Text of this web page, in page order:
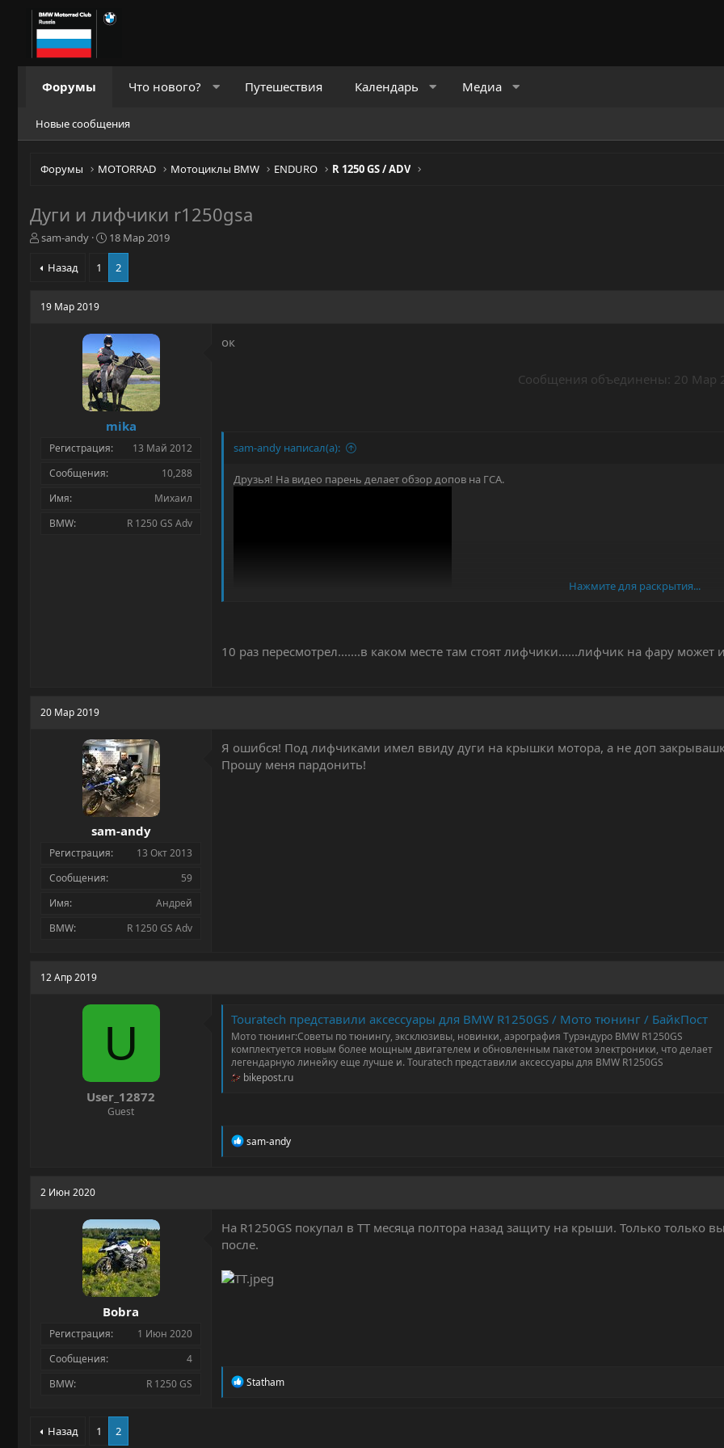
Форумы Что нового? Путешествия Календарь Медиа
Новые сообщения
Форумы MOTORRAD Мотоциклы BMW ENDURO R 1250 GS / ADV
Дуги и лифчики r1250gsa
А
т
т
sam-andy
Д
а
а
а
л
а
18 Мар 2019
Назад 1 2
19 Мар 2019
mika
Регистрация
13 Май 2012
Сообщения
10,288
Имя
Михаил
BMW
R 1250 GS Adv
ок
Сообщения объединены: 20 Мар
sam-andy написал(а):
Друзья! На видео парень делает обзор допов на ГСА.
Раньше также читал комментарии при обсуждении дуг, что «только не родные».
В чем подвох? Надо ди менять? Или заводские обеспечат необходимую защиту, ежели что?
Нажмите для раскрытия...
10 раз пересмотрел.......в каком месте там стоят лифчики......лифчик на фару может
20 Мар 2019
sam-andy
Регистрация
13 Окт 2013
Сообщения
59
Имя
Андрей
BMW
R 1250 GS Adv
Я ошибся! Под лифчиками имел ввиду дуги на крышки мотора, а не доп
Прошу меня пардонить!
12 Апр 2019
U
User_12872
Guest
Touratech представили аксессуары для BMW R1250GS / Мото тюнинг / БайкПост
Мото тюнинг:Советы по тюнингу, эксклюзивы, новинки, аэрография Турэндуро BMW R1250GS
комплектуется новым более мощным двигателем и обновленным пакетом электроники, что делает
легендарную линейку еще лучше и. Touratech представили аксессуары для BMW R1250GS
bikepost.ru
Р
:
sam-andy
2 Июн 2020
Bobra
Регистрация
1 Июн 2020
Сообщения
4
BMW
R 1250 GS
На R1250GS покупал в ТТ месяца полтора назад защиту на крыши. Только
после.
Р
Statham
Назад 1 2